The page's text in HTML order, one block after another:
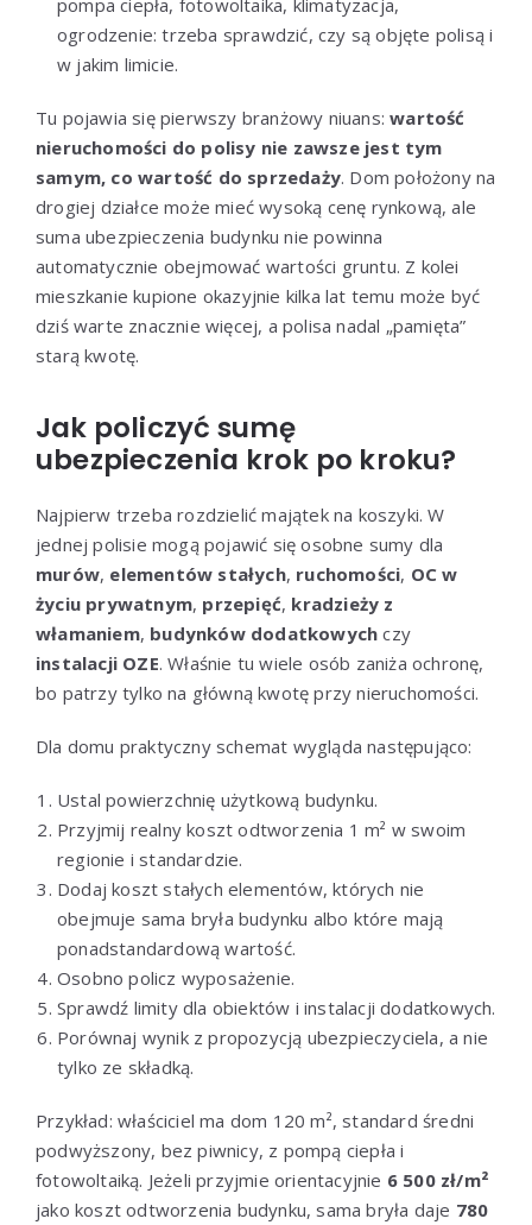
ogrodzenie: trzeba sprawdzić, czy są objęte polisą i
w jakim limicie.
Tu pojawia się pierwszy branżowy niuans:wartość
nieruchomości do polisy nie zawsze jest tym
samym, co wartość do sprzedaży. Dom położony na
drogiej działce może mieć wysoką cenę rynkową, ale
suma ubezpieczenia budynku nie powinna
automatycznie obejmować wartości gruntu. Z kolei
mieszkanie kupione okazyjnie kilka lat temu może być
dziś warte znacznie więcej, a polisa nadal „pamięta”
starą kwotę.
Jak policzyć sumę
ubezpieczenia krok po kroku?
Najpierw trzeba rozdzielić majątek na koszyki. W
jednej polisie mogą pojawić się osobne sumy dla
murów, elementów stałych, ruchomości, OC w
życiu prywatnym, przepięć, kradzieży z
włamaniem, budynków dodatkowych czy
instalacji OZE. Właśnie tu wiele osób zaniża ochronę,
bo patrzy tylko na główną kwotę przy nieruchomości.
Dla domu praktyczny schemat wygląda następująco:
Ustal powierzchnię użytkową budynku.
Przyjmij realny koszt odtworzenia 1 m² w swoim
regionie i standardzie.
Dodaj koszt stałych elementów, których nie
obejmuje sama bryła budynku albo które mają
ponadstandardową wartość.
Osobno policz wyposażenie.
Sprawdź limity dla obiektów i instalacji dodatkowych.
Porównaj wynik z propozycją ubezpieczyciela, a nie
tylko ze składką.
Przykład: właściciel ma dom 120 m², standard średni
podwyższony, bez piwnicy, z pompą ciepła i
fotowoltaiką. Jeżeli przyjmie orientacyjnie 6 500 zł/m²
jako koszt odtworzenia budynku, sama bryła daje 780